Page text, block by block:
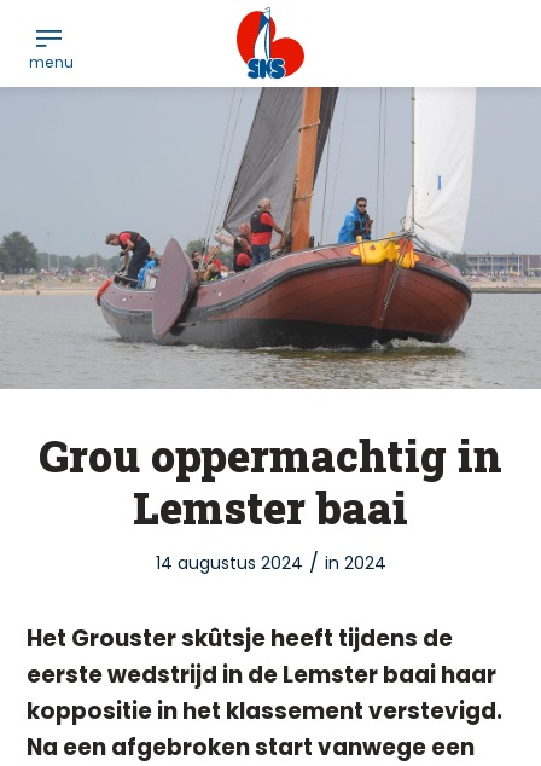
Grou oppermachtig in
Lemster baai
14 augustus 2024 / in 2024
Het Grouster skûtsje heeft tijdens de
eerste wedstrijd in de Lemster baai haar
koppositie in het klassement verstevigd.
Na een afgebroken start vanwege een